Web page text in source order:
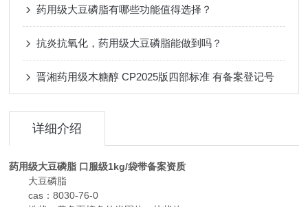
药用级大豆磷脂有哪些功能值得选择？
抗炎抗氧化，药用级大豆磷脂能做到吗？
晋湘药用级木糖醇 CP2025版四部标准 有备案登记号
详细介绍
药用级大豆磷脂 口服级1kg/袋带备案资质
大豆磷脂
cas：8030-76-0